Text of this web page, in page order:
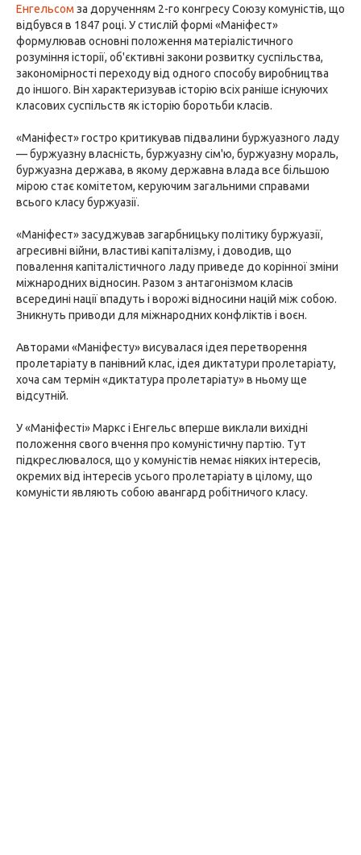
Енгельсом за дорученням 2-го конгресу Союзу комуністів, що
відбувся в 1847 році. У стислій формі «Маніфест»
формулював основні положення матеріалістичного
розуміння історії, об'єктивні закони розвитку суспільства,
закономірності переходу від одного способу виробництва
до іншого. Він характеризував історію всіх раніше існуючих
класових суспільств як історію боротьби класів.
«Маніфест» гостро критикував підвалини буржуазного ладу
— буржуазну власність, буржуазну сім'ю, буржуазну мораль,
буржуазна держава, в якому державна влада все більшою
мірою стає комітетом, керуючим загальними справами
всього класу буржуазії.
«Маніфест» засуджував загарбницьку політику буржуазії,
агресивні війни, властиві капіталізму, і доводив, що
повалення капіталістичного ладу приведе до корінної зміни
міжнародних відносин. Разом з антагонізмом класів
всередині нації впадуть і ворожі відносини націй між собою.
Зникнуть приводи для міжнародних конфліктів і воєн.
Авторами «Маніфесту» висувалася ідея перетворення
пролетаріату в панівний клас, ідея диктатури пролетаріату,
хоча сам термін «диктатура пролетаріату» в ньому ще
відсутній.
У «Маніфесті» Маркс і Енгельс вперше виклали вихідні
положення свого вчення про комуністичну партію. Тут
підкреслювалося, що у комуністів немає ніяких інтересів,
окремих від інтересів усього пролетаріату в цілому, що
комуністи являють собою авангард робітничого класу.